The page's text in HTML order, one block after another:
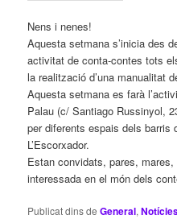
Nens i nenes!
Aquesta setmana s’inicia des
activitat de conta-contes tots
la realització d’una manualitat
Aquesta setmana es farà
Palau (c/ Santiago Russinyol,
per diferents espais dels barris
L’Escorxador.
Estan convidats, pares,
interessada en el món dels
Publicat dins de General,